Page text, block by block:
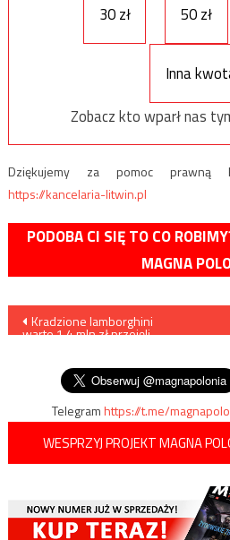
30 zł
50 zł
Inna
Zobacz kto wparł nas
Dziękujemy za pomoc prawną
https://kancelaria-litwin.pl
PODOBA CI SIĘ TO CO
MAGNA
Nawigacja
Kradzione lamborghini
warte 1,4 mln zł przejęli
Telegramhttps://t.me/
WESPRZYJ PROJEKT MAGNA